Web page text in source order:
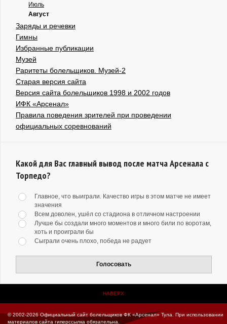
Июль
Август
Заряды и речевки
Гимны
Избранные публикации
Музей
Раритеты болельщиков. Музей-2
Старая версия сайта
Версия сайта болельщиков 1998 и 2002 годов
ИФК «Арсенал»
Правила поведения зрителей при проведении
официальных соревнований
Какой для Вас главный вывод после матча Арсенала с
Торпедо?
Главное, что выиграли. Качество игры в этом матче не имеет
значения
Всем доволен, ушёл со стадиона в отличном настроении
Лучше бы создали много моментов и много били по воротам,
хоть и проиграли бы
Сыграли очень плохо, победа не радует
Голосовать
НАВЕРХ
© 2002-2026 Официальный сайт болельщиков ФК «Арсенал» Тула.
При использовании
материалов сайта гиперссылка обязательна.